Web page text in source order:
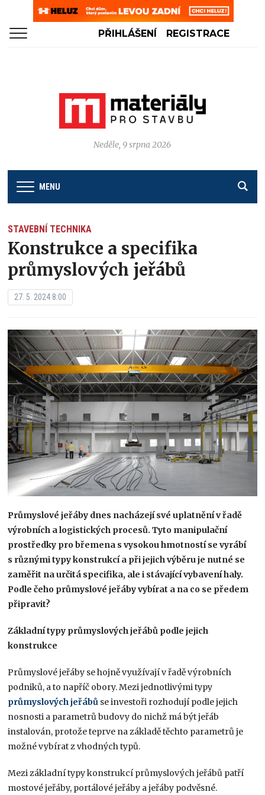
PŘIHLÁŠENÍ REGISTRACE
Neděle, 9 srpna 2026
MENU
STAVEBNÍ TECHNIKA
Konstrukce a specifika
průmyslových jeřábů
27. 5. 2024 8:00
Průmyslové jeřáby dnes nacházejí své uplatnění v řadě
výrobních a logistických procesů. Tyto manipulační
prostředky pro břemena s vysokou hmotností se vyrábí
s různými typy konstrukcí a při jejich výběru je nutné se
zaměřit na určitá specifika, ale i stávající vybavení haly.
Podle čeho průmyslové jeřáby vybírat a na co se předem
připravit?
Základní typy průmyslových jeřábů podle jejich
konstrukce
Průmyslové jeřáby se hojně využívají v řadě výrobních
podniků, a to napříč obory. Mezi jednotlivými typy
průmyslových jeřábů se investoři rozhodují podle jejich
nosnosti a parametrů budovy do nichž má být jeřáb
instalován, protože teprve na základě těchto parametrů je
možné vybírat z vhodných typů.
Mezi základní typy konstrukcí průmyslových jeřábů patří
mostové jeřáby, portálové jeřáby a jeřáby podvěsné.